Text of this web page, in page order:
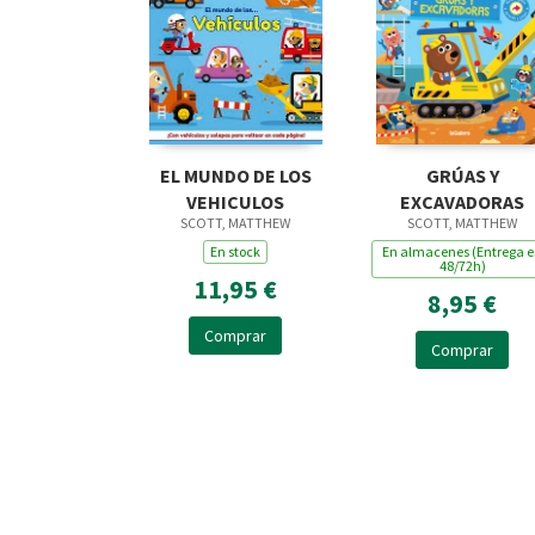
EL MUNDO DE LOS
VEHICULOS
SCOTT, MATTHEW
En stock
11,95 €
Comprar
GRÚAS Y
EXCAVADORAS
SCOTT, MATTHEW
En almacenes (Entrega
48/72h)
8,95 €
Comprar